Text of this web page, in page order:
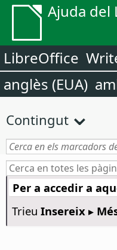
Ajuda del
LibreOffice
anglès (EUA)
Contingut
Per a accedir a
Trieu Insereix ▸